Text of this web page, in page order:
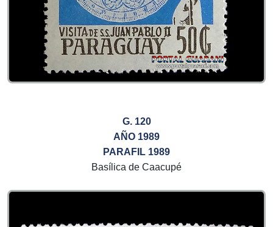
G. 120
AÑO 1989
PARAFIL 1989
Basílica de Caacupé